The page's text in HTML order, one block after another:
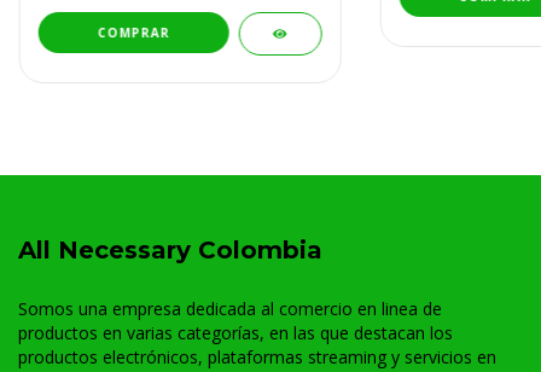
All Necessary Colombia
Somos una empresa dedicada al comercio en linea de
productos en varias categorías, en las que destacan los
productos electrónicos, plataformas streaming y servicios en